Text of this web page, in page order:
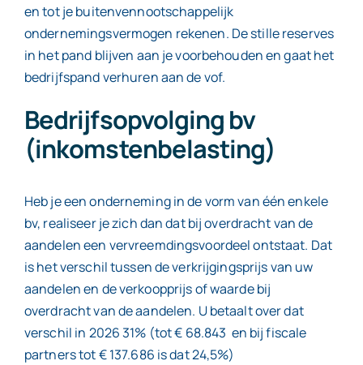
en tot je buitenvennootschappelijk
ondernemingsvermogen rekenen. De stille reserves
in het pand blijven aan je voorbehouden en gaat het
bedrijfspand verhuren aan de vof.
Bedrijfsopvolging bv
(inkomstenbelasting)
Heb je een onderneming in de vorm van één enkele
bv, realiseer je zich dan dat bij overdracht van de
aandelen een vervreemdingsvoordeel ontstaat. Dat
is het verschil tussen de verkrijgingsprijs van uw
aandelen en de verkoopprijs of waarde bij
overdracht van de aandelen. U betaalt over dat
verschil in 2026 31% (tot € 68.843 en bij fiscale
partners tot € 137.686 is dat 24,5%)